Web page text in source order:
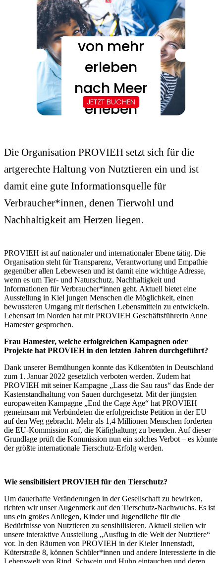
Die Organisation PROVIEH setzt sich für die
artgerechte Haltung von Nutztieren ein und ist
damit eine gute Informationsquelle für
Verbraucher*innen, denen Tierwohl und
Nachhaltigkeit am Herzen liegen.
PROVIEH ist auf nationaler und internationaler Ebene tätig. Die
Organisation steht für Transparenz, Verantwortung und Empathie
gegenüber allen Lebewesen und ist damit eine wichtige Adresse,
wenn es um Tier- und Naturschutz, Nachhaltigkeit und
Informationen für Verbraucher*innen geht. Aktuell bietet eine
Ausstellung in Kiel jungen Menschen die Möglichkeit, einen
bewussteren Umgang mit tierischen Lebensmitteln zu entwickeln.
Lebensart im Norden hat mit PROVIEH Geschäftsführerin Anne
Hamester gesprochen.
Frau Hamester, welche erfolgreichen Kampagnen oder
Projekte hat PROVIEH in den letzten Jahren durchgeführt?
Dank unserer Bemühungen konnte das Kükentöten in Deutschland
zum 1. Januar 2022 gesetzlich verboten werden. Zudem hat
PROVIEH mit seiner Kampagne „Lass die Sau raus“ das Ende der
Kastenstandhaltung von Sauen durchgesetzt. Mit der jüngsten
europaweiten Kampagne „End the Cage Age“ hat PROVIEH
gemeinsam mit Verbündeten die erfolgreichste Petition in der EU
auf den Weg gebracht. Mehr als 1,4 Millionen Menschen forderten
die EU-Kommission auf, die Käfighaltung zu beenden. Auf dieser
Grundlage prüft die Kommission nun ein solches Verbot – es könnte
der größte internationale Tierschutz-Erfolg werden.
Wie sensibilisiert PROVIEH für den Tierschutz?
Um dauerhafte Veränderungen in der Gesellschaft zu bewirken,
richten wir unser Augenmerk auf den Tierschutz-Nachwuchs. Es ist
uns ein großes Anliegen, Kinder und Jugendliche für die
Bedürfnisse von Nutztieren zu sensibilisieren. Aktuell stellen wir
unsere interaktive Ausstellung „Ausflug in die Welt der Nutztiere“
vor. In den Räumen von PROVIEH in der Kieler Innenstadt,
Küterstraße 8, können Schüler*innen und andere Interessierte in die
Lebenswelt von Rind, Schwein und Huhn eintauchen und deren